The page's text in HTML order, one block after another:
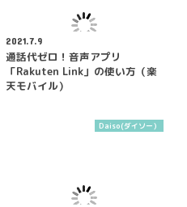
2021.7.9
通話代ゼロ！音声アプリ
「Rakuten Link」の使い方（楽
天モバイル）
Daiso(ダイソー）